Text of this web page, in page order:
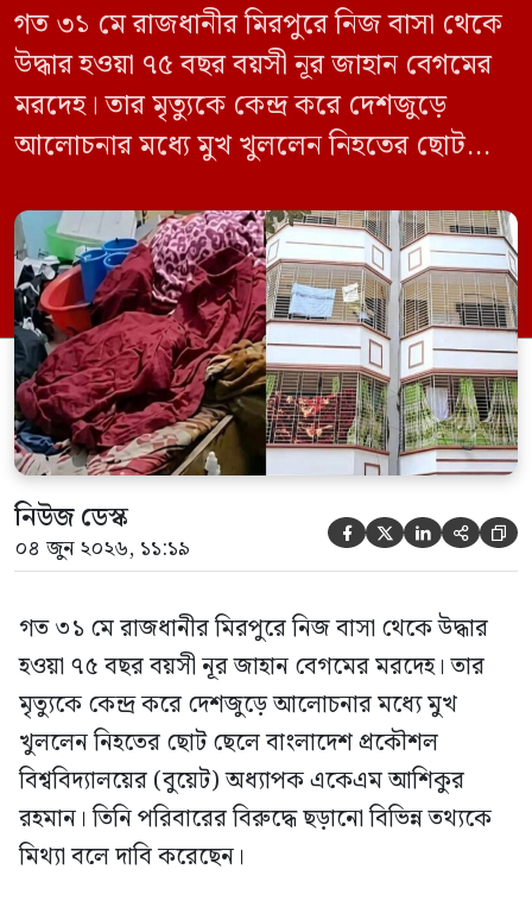
গত ৩১ মে রাজধানীর মিরপুরে নিজ বাসা থেকে
উদ্ধার হওয়া ৭৫ বছর বয়সী নূর জাহান বেগমের
মরদেহ। তার মৃত্যুকে কেন্দ্র করে দেশজুড়ে
আলোচনার মধ্যে মুখ খুললেন নিহতের ছোট
(বুয়েট) অধ্যাপক একেএম আশিকুর রহমান।
তিনি পরিবারের বিরুদ্ধে ছড়ানো বিভিন্ন তথ্যকে
মিথ্যা বলে দাবি করেছেন। বুধবার (৩ জুন)
গণমাধ্যমে দেওয়া বক্তব্যে তিনি এই […]
নিউজ ডেস্ক
০৪ জুন ২০২৬, ১১:১৯     
গত ৩১ মে রাজধানীর মিরপুরে নিজ বাসা থেকে উদ্ধার
হওয়া ৭৫ বছর বয়সী নূর জাহান বেগমের মরদেহ। তার
মৃত্যুকে কেন্দ্র করে দেশজুড়ে আলোচনার মধ্যে মুখ
খুললেন নিহতের ছোট ছেলে বাংলাদেশ প্রকৌশল
বিশ্ববিদ্যালয়ের (বুয়েট) অধ্যাপক একেএম আশিকুর
রহমান। তিনি পরিবারের বিরুদ্ধে ছড়ানো বিভিন্ন তথ্যকে
মিথ্যা বলে দাবি করেছেন।